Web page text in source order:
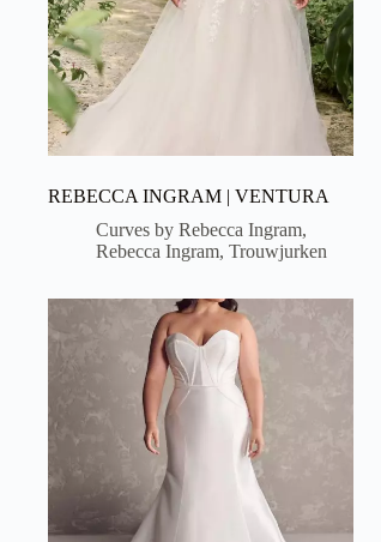
REBECCA INGRAM | VENTURA
Curves by Rebecca Ingram,
Rebecca Ingram, Trouwjurken